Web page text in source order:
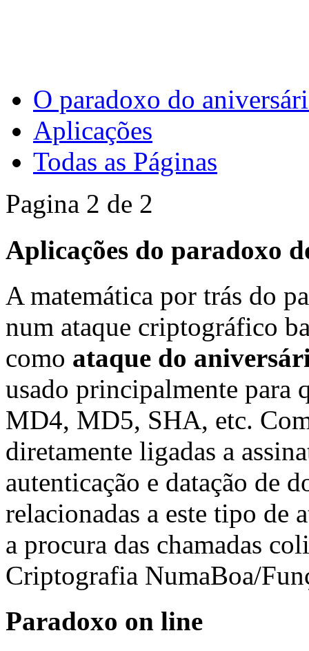
O paradoxo do
Aplicações
Todas as Páginas
Pagina 2 de 2
Aplicações do paradoxo
A matemática por trás do
num ataque criptográfico
como ataque do
usado principalmente para
MD4, MD5, SHA, etc.
diretamente ligadas a
autenticação e datação de
relacionadas a este tipo de
a procura das chamadas
Criptografia NumaBoa/
Paradoxo on line